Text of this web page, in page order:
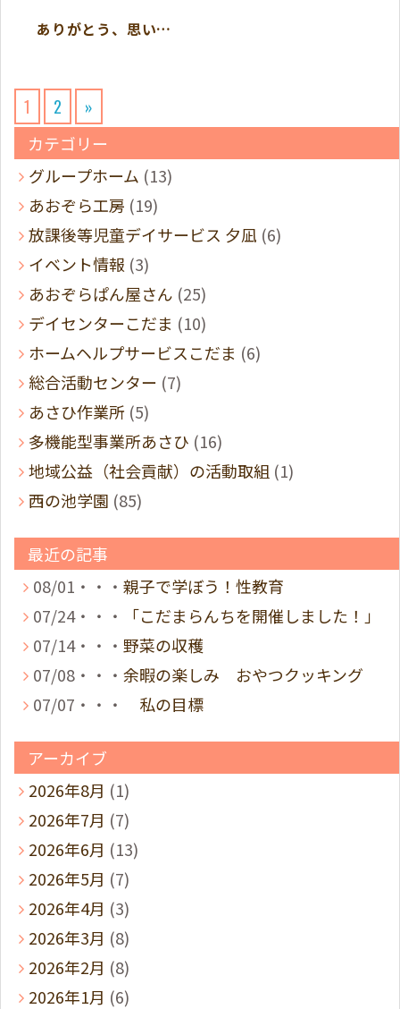
ありがとう、思い出のホーム。新しい一歩を踏み出しました
1 2
»
カテゴリー
グループホーム (13)
あおぞら工房 (19)
放課後等児童デイサービス 夕凪 (6)
イベント情報 (3)
あおぞらぱん屋さん (25)
デイセンターこだま (10)
ホームヘルプサービスこだま (6)
総合活動センター (7)
あさひ作業所 (5)
多機能型事業所あさひ (16)
地域公益（社会貢献）の活動取組 (1)
西の池学園 (85)
最近の記事
08/01・・・ 親子で学ぼう！性教育
07/24・・・
「こだまらんちを開催しました！」
07/14・・・ 野菜の収穫
07/08・・・ 余暇の楽しみ おやつクッキング
07/07・・・
私の目標
アーカイブ
2026年8月 (1)
2026年7月 (7)
2026年6月 (13)
2026年5月 (7)
2026年4月 (3)
2026年3月 (8)
2026年2月 (8)
2026年1月 (6)